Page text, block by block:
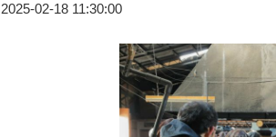
2025-02-18 11:30:00